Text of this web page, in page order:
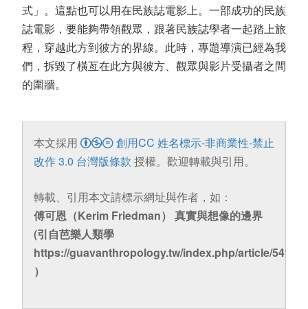
式」。這點也可以用在民族誌電影上。一部成功的民族
誌電影，要能夠帶領觀眾，跟著民族誌學者一起踏上旅
程，穿越此方到彼方的界線。此時，專題導演已經為我
們，拆毀了橫亙在此方與彼方、觀眾與影片受攝者之間
的圍牆。
本文採用
創用CC 姓名標示-非商業性-禁止
改作 3.0 台灣版條款 授權。歡迎轉載與引用。
轉載、引用本文請標示網址與作者，如：
傅可恩（Kerim Friedman） 真實與想像的邊界
(引自芭樂人類學
https://guavanthropology.tw/index.php/article/5416
）